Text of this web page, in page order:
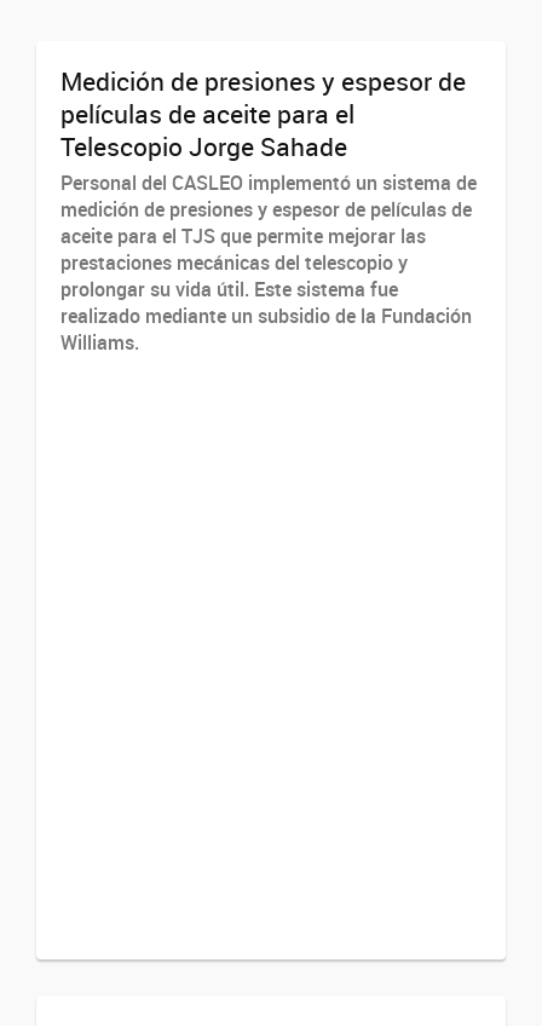
Medición de presiones y espesor de
películas de aceite para el
Telescopio Jorge Sahade
Personal del CASLEO implementó un sistema de
medición de presiones y espesor de películas de
aceite para el TJS que permite mejorar las
prestaciones mecánicas del telescopio y
prolongar su vida útil. Este sistema fue
realizado mediante un subsidio de la Fundación
Williams.